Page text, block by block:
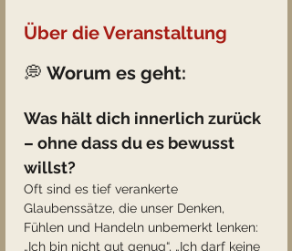
Über die Veranstaltung
💭 Worum es geht:
Was hält dich innerlich zurück
– ohne dass du es bewusst
willst?
Oft sind es tief verankerte
Glaubenssätze, die unser Denken,
Fühlen und Handeln unbemerkt lenken:
„Ich bin nicht gut genug“, „Ich darf keine